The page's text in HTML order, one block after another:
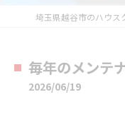
毎年のメンテ
2026/06/19